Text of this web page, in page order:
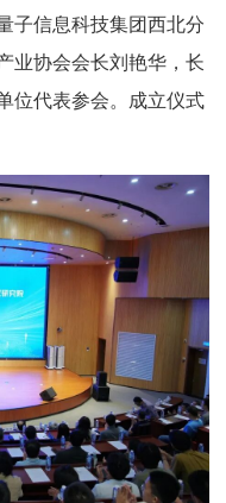
子信息科技集团西北分
业协会会长刘艳华，长
位代表参会。成立仪式